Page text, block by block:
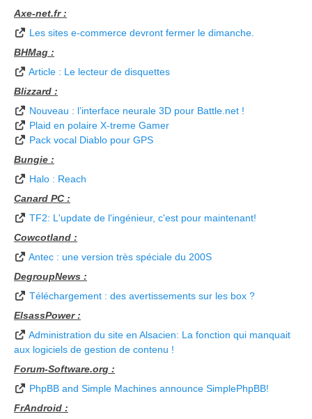
Axe-net.fr :
Les sites e-commerce devront fermer le dimanche.
BHMag :
Article : Le lecteur de disquettes
Blizzard :
Nouveau : l’interface neurale 3D pour Battle.net !
Plaid en polaire X-treme Gamer
Pack vocal Diablo pour GPS
Bungie :
Halo : Reach
Canard PC :
TF2: L'update de l'ingénieur, c'est pour maintenant!
Cowcotland :
Antec : une version très spéciale du 200S
DegroupNews :
Téléchargement : des avertissements sur les box ?
ElsassPower :
Administration du site en Alsacien: La fonction qui manquait
aux logiciels de gestion de contenu !
Forum-Software.org :
PhpBB and Simple Machines announce SimplePhpBB!
FrAndroid :